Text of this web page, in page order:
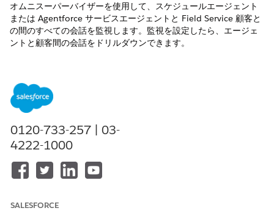
オムニスーパーバイザーを使用して、スケジュールエージェント
または Agentforce サービスエージェントと Field Service 顧客と
の間のすべての会話を監視します。監視を設定したら、エージェ
ントと顧客間の会話をドリルダウンできます。
使用可能なインターフェース: Lightning Experience
使用可能なエディション: Field Service および Foundation が
付属するEnterprise Edition、
UnlimitedEdition、および
Einstein 1 Field Service
ServiceEdition。
0120-733-257 | 03-
4222-1000
SALESFORCE